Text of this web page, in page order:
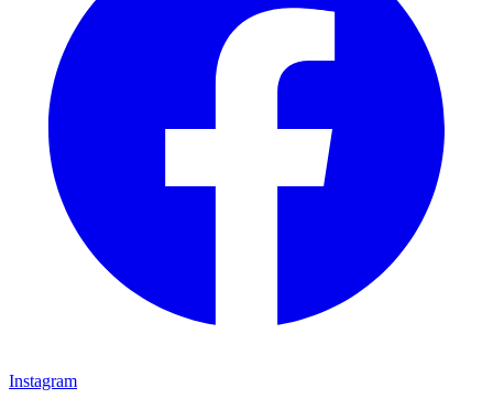
Instagram